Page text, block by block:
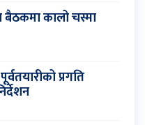
बैठकमा कालो चस्मा
प्रगति